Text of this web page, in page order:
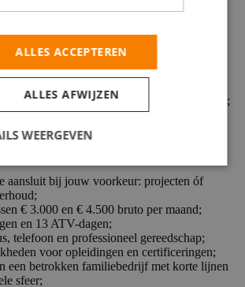
en oplossen van storingen;
van klanten over onderhoud en verbeteringen;
van uitgevoerde werkzaamheden.
aansluit bij jouw voorkeur: projecten óf
€ 3.000 en € 4.500 bruto per maand;
en 13 ATV-dagen;
telefoon en professioneel gereedschap;
voor opleidingen en certificeringen;
een betrokken familiebedrijf met korte lijnen
sfeer;
ALLES ACCEPTEREN
ALLES AFWIJZEN
WEERGEVEN